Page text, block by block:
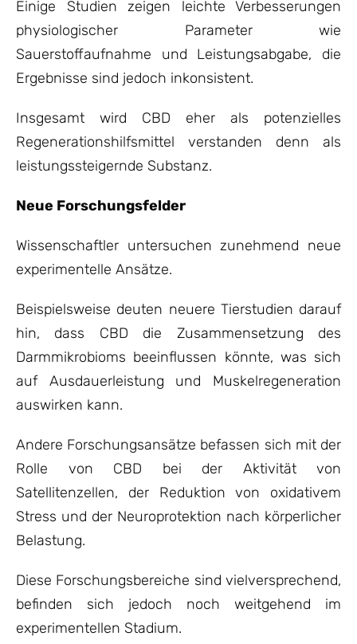
Einige Studien zeigen leichte Verbesserungen
physiologischer Parameter wie
Sauerstoffaufnahme und Leistungsabgabe, die
Ergebnisse sind jedoch inkonsistent.
Insgesamt wird CBD eher als potenzielles
Regenerationshilfsmittel verstanden denn als
leistungssteigernde Substanz.
Neue Forschungsfelder
Wissenschaftler untersuchen zunehmend neue
experimentelle Ansätze.
Beispielsweise deuten neuere Tierstudien darauf
hin, dass CBD die Zusammensetzung des
Darmmikrobioms beeinflussen könnte, was sich
auf Ausdauerleistung und Muskelregeneration
auswirken kann.
Andere Forschungsansätze befassen sich mit der
Rolle von CBD bei der Aktivität von
Satellitenzellen, der Reduktion von oxidativem
Stress und der Neuroprotektion nach körperlicher
Belastung.
Diese Forschungsbereiche sind vielversprechend,
befinden sich jedoch noch weitgehend im
experimentellen Stadium.